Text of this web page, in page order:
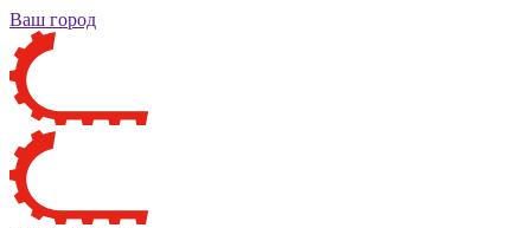
Ваш город